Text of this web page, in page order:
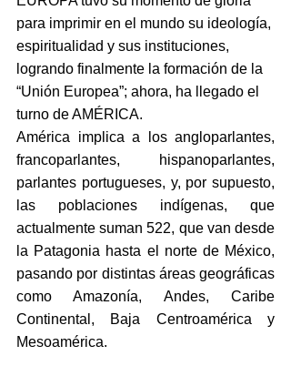
para imprimir en el mundo su ideología,
espiritualidad y sus instituciones,
logrando finalmente la formación de la
“Unión Europea”; ahora, ha llegado el
turno de AMÉRICA.
América implica a los angloparlantes,
francoparlantes, hispanoparlantes,
parlantes portugueses, y, por supuesto,
las poblaciones indígenas, que
actualmente suman 522, que van desde
la Patagonia hasta el norte de México,
pasando por distintas áreas geográficas
como Amazonía, Andes, Caribe
Continental, Baja Centroamérica y
Mesoamérica.